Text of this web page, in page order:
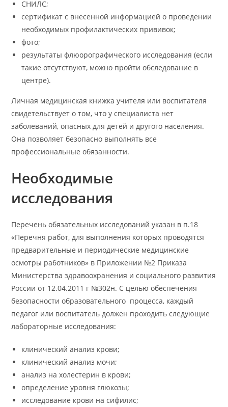
СНИЛС;
сертификат с внесенной информацией о проведении
необходимых профилактических прививок;
фото;
результаты флюорографического исследования (если
такие отсутствуют, можно пройти обследование в
центре).
Личная медицинская книжка учителя или воспитателя
свидетельствует о том, что у специалиста нет
заболеваний, опасных для детей и другого населения.
Она позволяет безопасно выполнять все
профессиональные обязанности.
Необходимые
исследования
Перечень обязательных исследований указан в п.18
«Перечня работ, для выполнения которых проводятся
предварительные и периодические медицинские
осмотры работников» в Приложении №2 Приказа
Министерства здравоохранения и социального развития
России от 12.04.2011 г №302н. С целью обеспечения
безопасности образовательного процесса, каждый
педагог или воспитатель должен проходить следующие
лабораторные исследования:
клинический анализ крови;
клинический анализ мочи;
анализ на холестерин в крови;
определение уровня глюкозы;
исследование крови на сифилис;